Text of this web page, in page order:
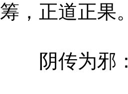
筹，正道正果。
阴传为邪：